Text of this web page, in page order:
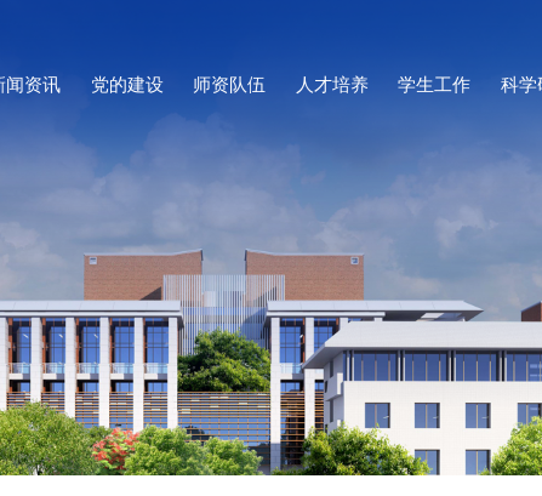
闻资讯 党的建设 师资队伍 人才培养 学生工作 科学